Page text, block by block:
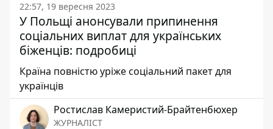
22:57, 19 вересня 2023
У Польщі анонсували припинення
соціальних виплат для українських
біженців: подробиці
Країна повністю уріже соціальний пакет для
українців
Ростислав Камеристий-Брайтенбюхер
ЖУРНАЛІСТ